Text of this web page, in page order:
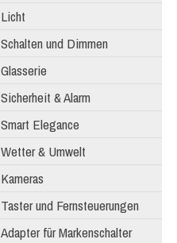
Licht
Schalten und Dimmen
Glasserie
Sicherheit & Alarm
Smart Elegance
Wetter & Umwelt
Kameras
Taster und Fernsteuerungen
Adapter für Markenschalter